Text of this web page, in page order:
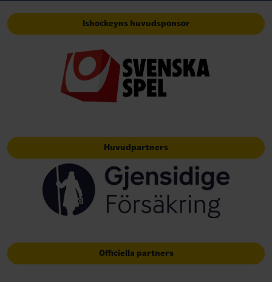
Ishockeyns huvudsponsor
Huvudpartners
Officiella partners